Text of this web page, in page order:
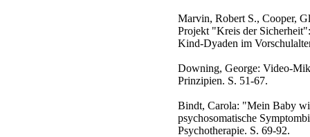
Marvin, Robert S., Cooper,
Projekt "Kreis der
Kind-Dyaden im
Downing, George: Video-
Prinzipien. S. 51-67.
Bindt, Carola: "Mein Baby
psychosomatische
Psychotherapie. S. 69-92.